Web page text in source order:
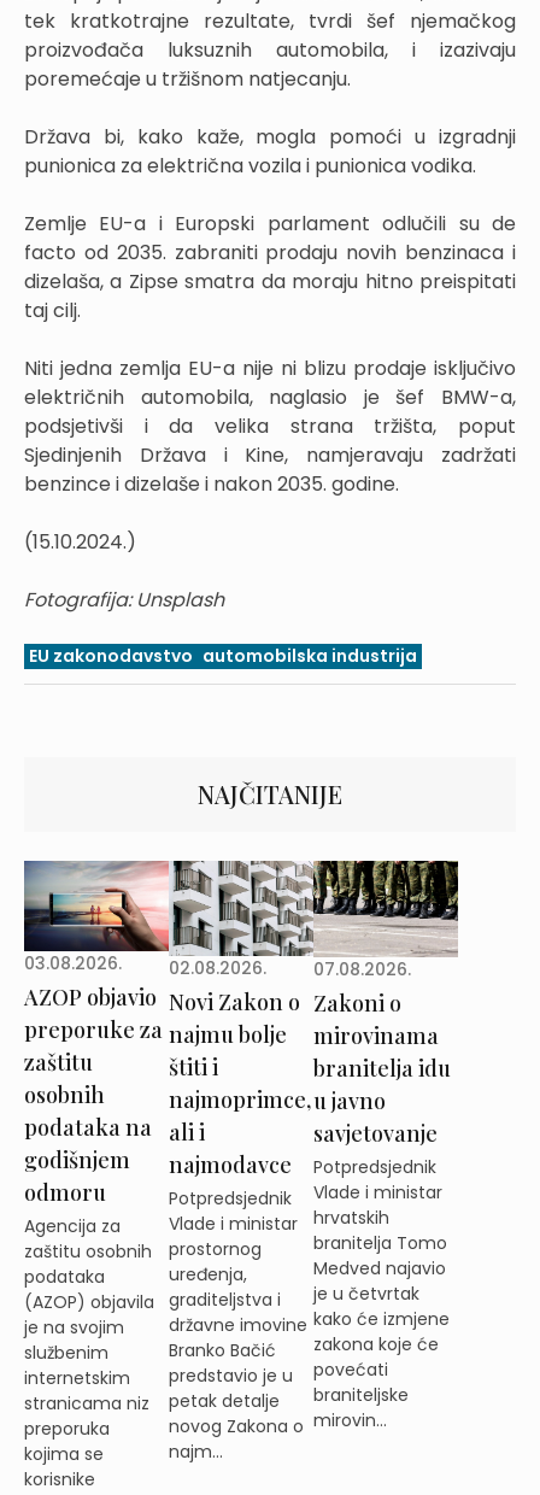
tek kratkotrajne rezultate, tvrdi šef njemačkog
proizvođača luksuznih automobila, i izazivaju
poremećaje u tržišnom natjecanju.
Država bi, kako kaže, mogla pomoći u izgradnji
punionica za električna vozila i punionica vodika.
Zemlje EU-a i Europski parlament odlučili su de
facto od 2035. zabraniti prodaju novih benzinaca i
dizelaša, a Zipse smatra da moraju hitno preispitati
taj cilj.
Niti jedna zemlja EU-a nije ni blizu prodaje isključivo
električnih automobila, naglasio je šef BMW-a,
podsjetivši i da velika strana tržišta, poput
Sjedinjenih Država i Kine, namjeravaju zadržati
benzince i dizelaše i nakon 2035. godine.
(15.10.2024.)
Fotografija: Unsplash
EU zakonodavstvo automobilska industrija
NAJČITANIJE
03.08.2026.
AZOP objavio
preporuke za
zaštitu
osobnih
podataka na
godišnjem
odmoru
Agencija za
zaštitu osobnih
podataka
(AZOP) objavila
je na svojim
službenim
internetskim
stranicama niz
preporuka
kojima se
korisnike
02.08.2026.
Novi Zakon o
najmu bolje
štiti i
najmoprimce,
ali i
najmodavce
Potpredsjednik
Vlade i ministar
prostornog
uređenja,
graditeljstva i
državne imovine
Branko Bačić
predstavio je u
petak detalje
novog Zakona o
najm...
07.08.2026.
Zakoni o
mirovinama
branitelja idu
u javno
savjetovanje
Potpredsjednik
Vlade i ministar
hrvatskih
branitelja Tomo
Medved najavio
je u četvrtak
kako će izmjene
zakona koje će
povećati
braniteljske
mirovin...